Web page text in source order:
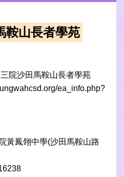
鞍山長者學苑
院沙田馬鞍山長者學苑
ea_info.php?
黃鳳翎中學(沙田馬鞍山路